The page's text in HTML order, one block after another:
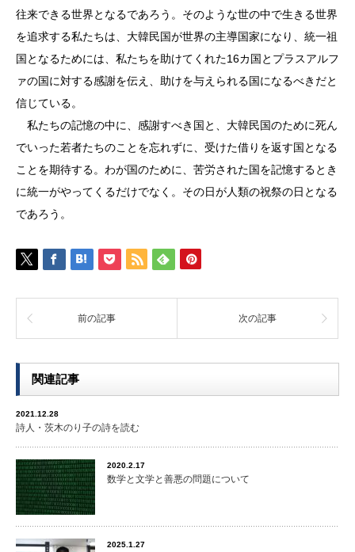
往来できる世界となるであろう。そのような世の中で生きる世界
を追求する私たちは、大韓民国が世界の主導国家になり、統一祖
国となるためには、私たちを助けてくれた16カ国とプラスアルフ
ァの国に対する感謝を伝え、助けを与えられる国になるべきだと
信じている。
私たちの記憶の中に、感謝すべき国と、大韓民国のために死ん
でいった若者たちのことを忘れずに、受けた借りを返す国となる
ことを期待する。わが国のために、苦労された国を記憶するとき
に統一がやってくるだけでなく。その日が人類の祝祭の日となる
であろう。
前の記事 次の記事
関連記事
2021.12.28
詩人・茨木のり子の詩を読む
2020.2.17
数学と文学と善悪の問題について
2025.1.27